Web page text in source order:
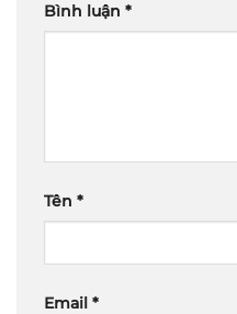
Bình luận *
Tên *
Email *